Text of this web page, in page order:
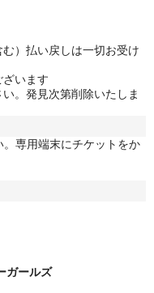
）払い戻しは一切お受け
ざいます
。発見次第削除いたしま
専用端末にチケットをか
ガールズ